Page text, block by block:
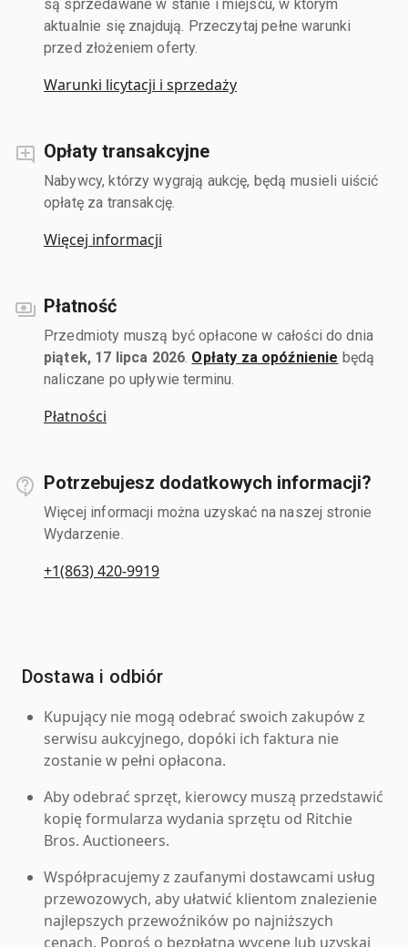
są sprzedawane w stanie i miejscu, w którym
aktualnie się znajdują. Przeczytaj pełne warunki
przed złożeniem oferty.
Warunki licytacji i sprzedaży
Opłaty transakcyjne
Nabywcy, którzy wygrają aukcję, będą musieli uiścić
opłatę za transakcję.
Więcej informacji
Płatność
Przedmioty muszą być opłacone w całości do dnia
piątek, 17 lipca 2026 Opłaty za opóźnienie będą
naliczane po upływie terminu.
Płatności
Potrzebujesz dodatkowych informacji?
Więcej informacji można uzyskać na naszej stronie
Wydarzenie.
+1(863) 420-9919
Dostawa i odbiór
Kupujący nie mogą odebrać swoich zakupów z
serwisu aukcyjnego, dopóki ich faktura nie
zostanie w pełni opłacona.
Aby odebrać sprzęt, kierowcy muszą przedstawić
kopię formularza wydania sprzętu od Ritchie
Bros. Auctioneers.
Współpracujemy z zaufanymi dostawcami usług
przewozowych, aby ułatwić klientom znalezienie
najlepszych przewoźników po najniższych
cenach. Poproś o bezpłatną wycenę lub uzyskaj